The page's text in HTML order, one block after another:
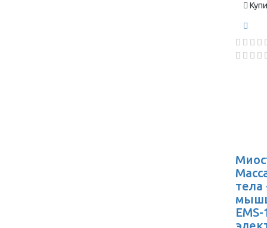
тела